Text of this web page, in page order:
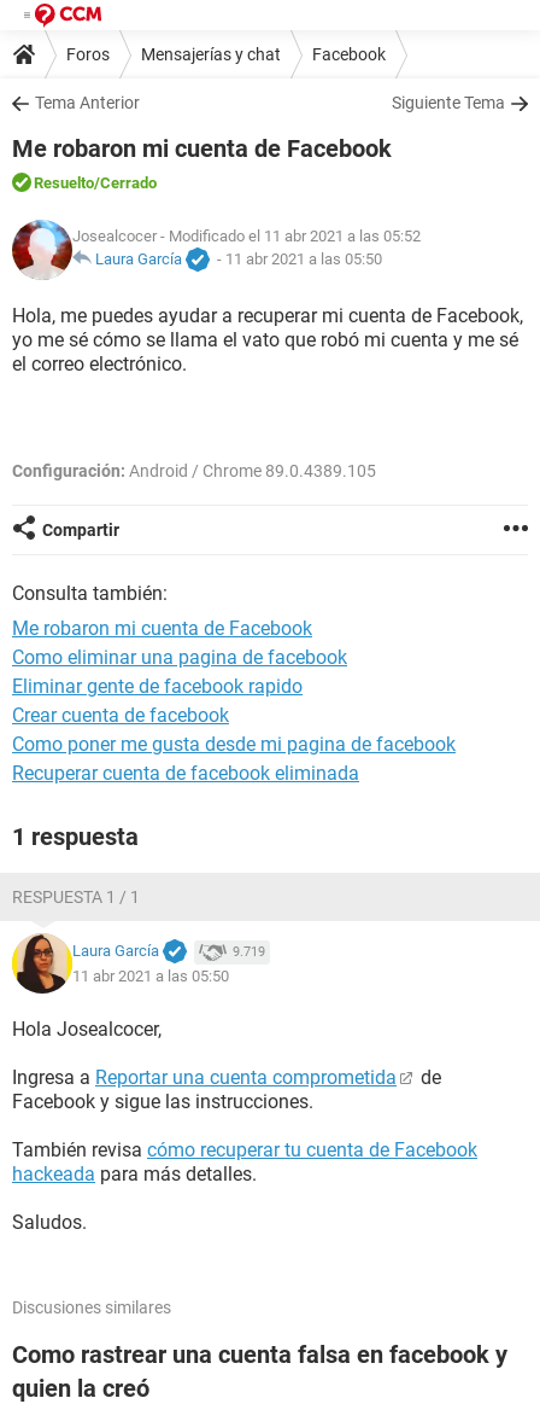
Foros Mensajerías y chat Facebook
Tema Anterior Siguiente Tema
Me robaron mi cuenta de Facebook
Resuelto/Cerrado
Josealcocer - Modificado el 11 abr 2021 a las 05:52
Laura García
- 11 abr 2021 a las 05:50
Hola, me puedes ayudar a recuperar mi cuenta de Facebook,
yo me sé cómo se llama el vato que robó mi cuenta y me sé
el correo electrónico.
Configuración: Android / Chrome 89.0.4389.105
Compartir
Consulta también:
Me robaron mi cuenta de Facebook
Como eliminar una pagina de facebook
Eliminar gente de facebook rapido
Crear cuenta de facebook
Como poner me gusta desde mi pagina de facebook
Recuperar cuenta de facebook eliminada
1 respuesta
RESPUESTA 1 / 1
Laura García 9.719
11 abr 2021 a las 05:50
Hola Josealcocer,
Ingresa a Reportar una cuenta comprometida
de
Facebook y sigue las instrucciones.
También revisa cómo recuperar tu cuenta de Facebook
hackeada para más detalles.
Saludos.
Discusiones similares
Como rastrear una cuenta falsa en facebook y
quien la creó